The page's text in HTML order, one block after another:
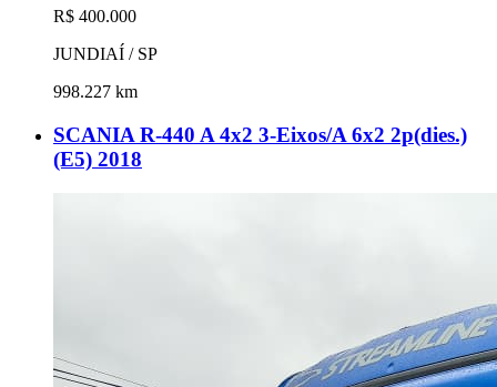
R$ 400.000
JUNDIAÍ / SP
998.227 km
SCANIA R-440 A 4x2 3-Eixos/A 6x2 2p(dies.)
(E5) 2018